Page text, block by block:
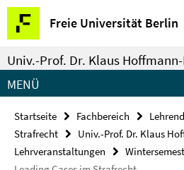
Springe
direkt
zu
Inhalt
Freie Universität Berlin
Service-
Navigation
Univ.-Prof. Dr. Klaus
MENÜ
Startseite Fachbereich
Strafrecht
Univ.-Prof. Dr. Klaus
Lehrveranstaltungen